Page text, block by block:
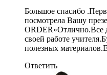
Большое спасибо
посмотрела Вашу
ORDER»Отлично.Все
своей работе
полезных
Ответить